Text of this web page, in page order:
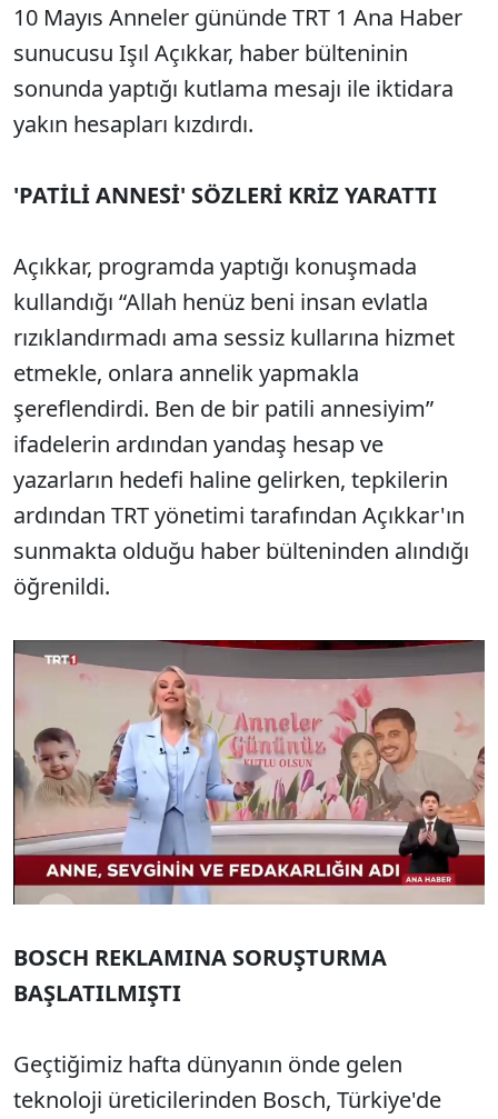
10 Mayıs Anneler gününde TRT 1 Ana Haber
sunucusu Işıl Açıkkar, haber bülteninin
sonunda yaptığı kutlama mesajı ile iktidara
yakın hesapları kızdırdı.
'PATİLİ ANNESİ' SÖZLERİ KRİZ YARATTI
Açıkkar, programda yaptığı konuşmada
kullandığı “Allah henüz beni insan evlatla
rızıklandırmadı ama sessiz kullarına hizmet
etmekle, onlara annelik yapmakla
şereflendirdi. Ben de bir patili annesiyim”
ifadelerin ardından yandaş hesap ve
yazarların hedefi haline gelirken, tepkilerin
ardından TRT yönetimi tarafından Açıkkar'ın
sunmakta olduğu haber bülteninden alındığı
öğrenildi.
BOSCH REKLAMINA SORUŞTURMA
BAŞLATILMIŞTI
Geçtiğimiz hafta dünyanın önde gelen
teknoloji üreticilerinden Bosch, Türkiye'de